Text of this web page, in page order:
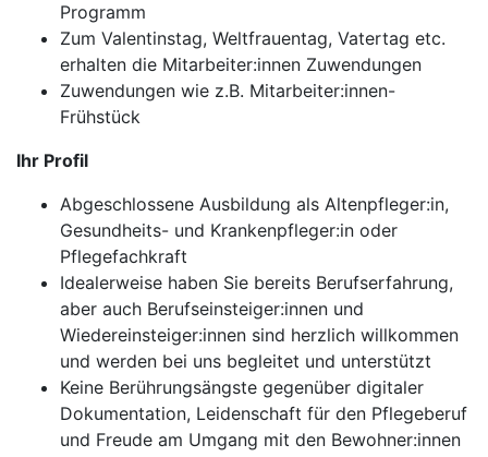
Programm
Zum Valentinstag, Weltfrauentag, Vatertag etc.
erhalten die Mitarbeiter:innen Zuwendungen
Zuwendungen wie z.B. Mitarbeiter:innen-
Frühstück
Ihr Profil
Abgeschlossene Ausbildung als Altenpfleger:in,
Gesundheits- und Krankenpfleger:in oder
Pflegefachkraft
Idealerweise haben Sie bereits Berufserfahrung,
aber auch Berufseinsteiger:innen und
Wiedereinsteiger:innen sind herzlich willkommen
und werden bei uns begleitet und unterstützt
Keine Berührungsängste gegenüber digitaler
Dokumentation, Leidenschaft für den Pflegeberuf
und Freude am Umgang mit den Bewohner:innen